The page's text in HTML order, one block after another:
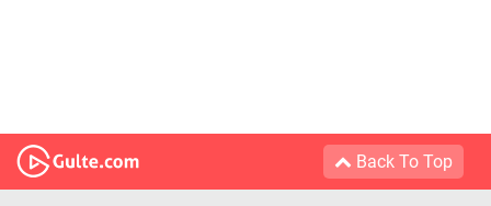
Back To Top